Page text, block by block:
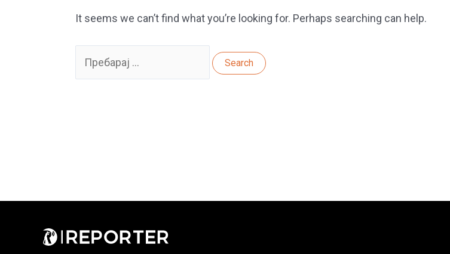
It seems we can’t find what you’re looking for. Perhaps searching can help.
for: